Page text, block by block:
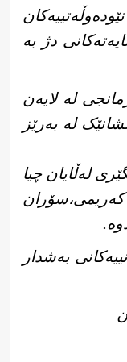
دژ بە
لە لایەن
لە بەرێز
لەڵایان چیا
بەشدار